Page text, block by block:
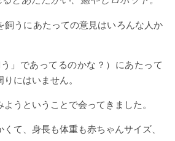
飼うにあたっての意見はいろんな人か
」であってるのかな？）にあたって
にはいません。
うということで会ってきました。
て、身長も体重も赤ちゃんサイズ、